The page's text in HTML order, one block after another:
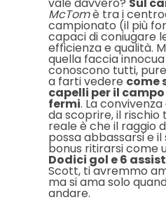
McTomè tra i
campionato (il più
capaci di coniugare
efficienza e qualità.
quella faccia
conoscono tutti,
a farti vedere come
capelli per il
fermi. La
da scoprire, il
reale è che il raggio
possa abbassarsi e
bonus ritirarsi come
Dodici gol e 6
Scott, ti avremmo
ma si ama solo
andare.